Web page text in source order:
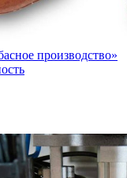
производство»